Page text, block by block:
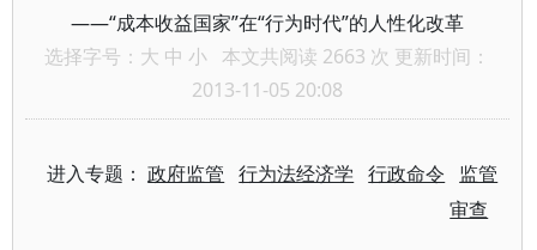
——“成本收益国家”在“行为时代”的人性化改革
选择字号： 大 中 小 本文共阅读 2663 次 更新时间：
2013-11-05 20:08
进入专题：政府监管 行为法经济学 行政命令
监管
审查